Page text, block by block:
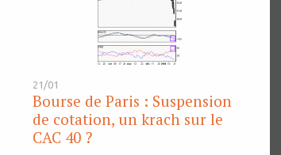
21/01
Bourse de Paris : Suspension
de cotation, un krach sur le
CAC 40 ?